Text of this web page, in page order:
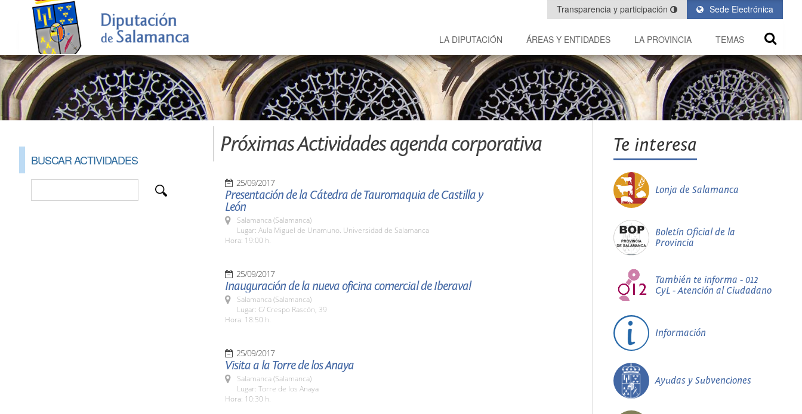
Sede Electrónica
Transparencia y participación
LA DIPUTACIÓN ÁREAS Y ENTIDADES LA PROVINCIA TEMAS
BUSCAR ACTIVIDADES
Próximas Actividades agenda corporativa
25/09/2017
Presentación de la Cátedra de Tauromaquia de Castilla y
León
Salamanca (Salamanca)
Lugar: Aula Miguel de Unamuno. Universidad de Salamanca
Hora: 19:00 h.
25/09/2017
Inauguración de la nueva oficina comercial de Iberaval
Salamanca (Salamanca)
Lugar: C/ Crespo Rascón, 39
Hora: 18:50 h.
25/09/2017
Visita a la Torre de los Anaya
Salamanca (Salamanca)
Lugar: Torre de los Anaya
Hora: 10:30 h.
Te interesa
Lonja de Salamanca
Boletín Oficial de la
Provincia
También te informa - 012
CyL - Atención al Ciudadano
Información
Ayudas y Subvenciones